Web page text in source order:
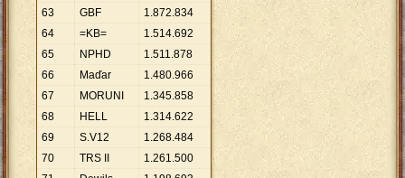
63
GBF 1.872.834
64
=KB= 1.514.692
65
NPHD 1.511.878
66
Maďar 1.480.966
67
MORUNI 1.345.858
68
HELL 1.314.622
69
S.V12 1.268.484
70
TRS II 1.261.500